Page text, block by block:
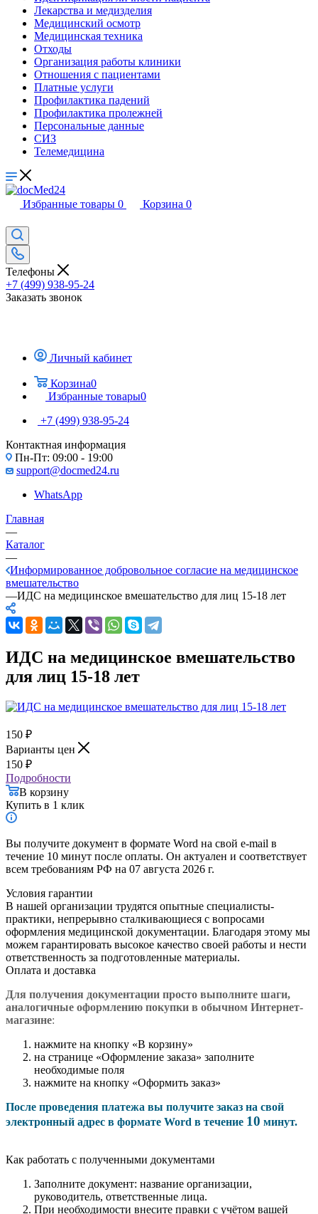
Лекарства и медизделия
Медицинский осмотр
Медицинская техника
Отходы
Организация работы клиники
Отношения с пациентами
Платные услуги
Профилактика падений
Профилактика пролежней
Персональные данные
СИЗ
Телемедицина
Избранные товары 0 Корзина 0
Телефоны
+7 (499) 938-95-24
Заказать звонок
Личный кабинет
Корзина0
Избранные товары0
+7 (499) 938-95-24
Контактная информация
Пн-Пт: 09:00 - 19:00
support@docmed24.ru
WhatsApp
Главная
—
Каталог
—
Информированное добровольное согласие на медицинское
вмешательство
—ИДС на медицинское вмешательство для лиц 15-18 лет
ИДС на медицинское вмешательство
для лиц 15-18 лет
150 ₽
Варианты цен
150 ₽
Подробности
В корзину
Купить в 1 клик
Вы получите документ в формате Word на свой e-mail в
течение 10 минут после оплаты. Он актуален и соответствует
всем требованиям РФ на 07 августа 2026 г.
Условия гарантии
В нашей организации трудятся опытные специалисты-
практики, непрерывно сталкивающиеся с вопросами
оформления медицинской документации. Благодаря этому мы
можем гарантировать высокое качество своей работы и нести
ответственность за подготовленные материалы.
Оплата и доставка
Для получения документации просто выполните шаги,
аналогичные оформлению покупки в обычном Интернет-
магазине:
нажмите на кнопку «В корзину»
на странице «Оформление заказа» заполните
необходимые поля
нажмите на кнопку «Оформить заказ»
После проведения платежа вы получите заказ на свой
электронный адрес в формате Word в течение 10 минут.
Как работать с полученными документами
Заполните документ: название организации,
руководитель, ответственные лица.
При необходимости внесите правки с учётом вашей